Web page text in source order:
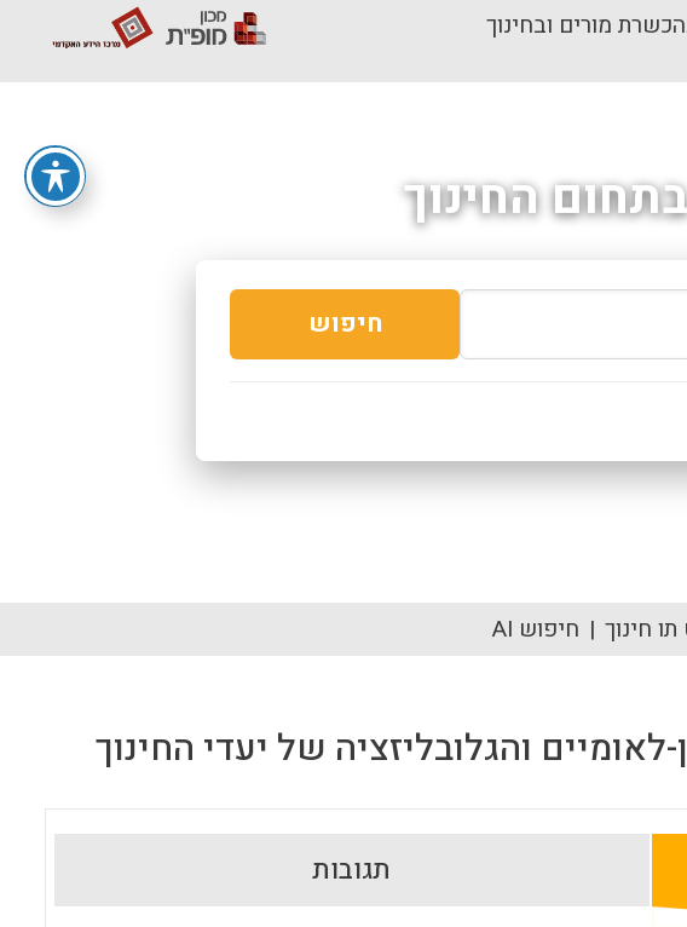
מורים ובחינוך
החינוך
חיפוש
חינוך חיפוש AI
והגלובליזציה של יעדי החינוך
תגובות